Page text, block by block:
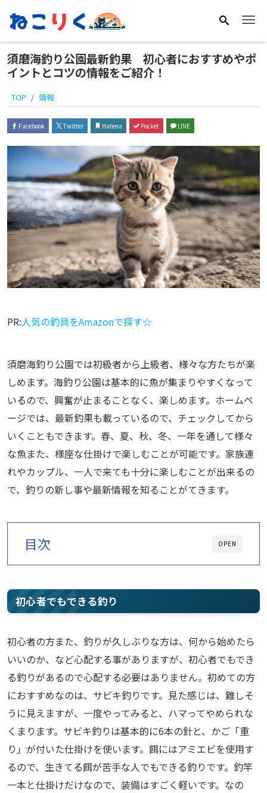
須磨海釣り公園最新釣果 初心者におすすめやポ
イントとコツの情報をご紹介！
TOP 情報
Facebook Twitter Hatena Pocket LINE
PR:人気の釣具をAmazonで探す☆
須磨海釣り公園では初級者から上級者、様々な方たちが楽
しめます。海釣り公園は基本的に魚が集まりやすくなって
いるので、興奮が止まることなく、楽しめます。ホームペ
ージでは、最新釣果も載っているので、チェックしてから
いくこともできます。春、夏、秋、冬、一年を通して様々
な魚また、様座な仕掛けで楽しむことが可能です。家族連
れやカップル、一人で来ても十分に楽しむことが出来るの
で、釣りの新し事や最新情報を知ることがてきます。
OPEN
目次
初心者でもできる釣り
初心者の方また、釣りが久しぶりな方は、何から始めたら
いいのか、など心配する事がありますが、初心者でもでき
る釣りがあるので心配する必要はありません。初めての方
におすすめなのは、サビキ釣りです。見た感じは、難しそ
うに見えますが、一度やってみると、ハマってやめられな
くまります。サビキ釣りは基本的に6本の針と、かご「重
り」が付いた仕掛けを使います。餌にはアミエビを使用す
るので、生きてる餌が苦手な人でもできる釣りです。釣竿
一本と仕掛けだけなので、装備はすごく軽いです。なの